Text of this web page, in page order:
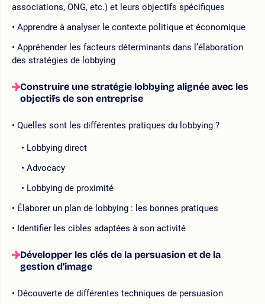
associations, ONG, etc.) et leurs objectifs spécifiques
Apprendre à analyser le contexte politique et économique
Appréhender les facteurs déterminants dans l’élaboration
des stratégies de lobbying
Construire une stratégie lobbying alignée avec les
objectifs de son entreprise
Quelles sont les différentes pratiques du lobbying ?
Lobbying direct
Advocacy
Lobbying de proximité
Élaborer un plan de lobbying : les bonnes pratiques
Identifier les cibles adaptées à son activité
Développer les clés de la persuasion et de la
gestion d’image
Découverte de différentes techniques de persuasion